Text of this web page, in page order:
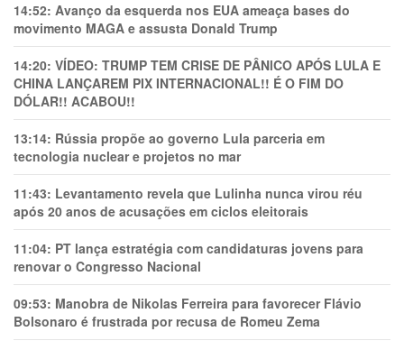
14:52: Avanço da esquerda nos EUA ameaça bases do
movimento MAGA e assusta Donald Trump
14:20: VÍDEO: TRUMP TEM CRlSE DE PÂNlCO APÓS LULA E
CHINA LANÇAREM PIX INTERNACIONAL!! É O FIM DO
DÓLAR!! ACABOU!!
13:14: Rússia propõe ao governo Lula parceria em
tecnologia nuclear e projetos no mar
11:43: Levantamento revela que Lulinha nunca virou réu
após 20 anos de acusações em ciclos eleitorais
11:04: PT lança estratégia com candidaturas jovens para
renovar o Congresso Nacional
09:53: Manobra de Nikolas Ferreira para favorecer Flávio
Bolsonaro é frustrada por recusa de Romeu Zema